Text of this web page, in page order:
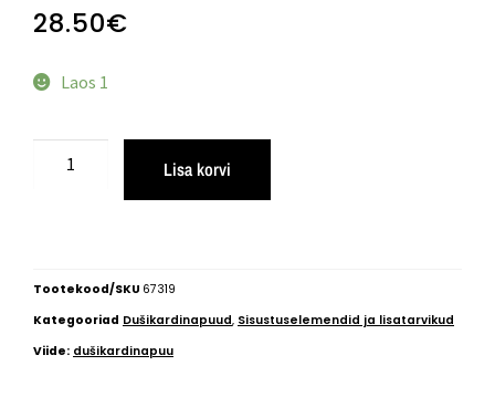
28.50€
Laos 1
Lisa korvi
Tootekood/SKU 67319
Kategooriad Dušikardinapuud, Sisustuselemendid ja lisatarvikud
Viide: dušikardinapuu